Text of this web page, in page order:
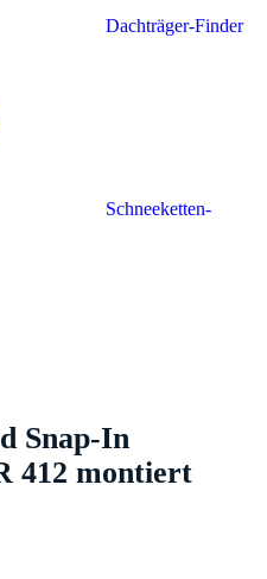
Dachträger-Finder
Schneeketten-
Snap-In
412 montiert